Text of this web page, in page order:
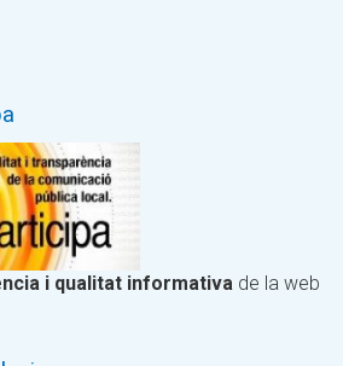
i qualitat informativa de la web